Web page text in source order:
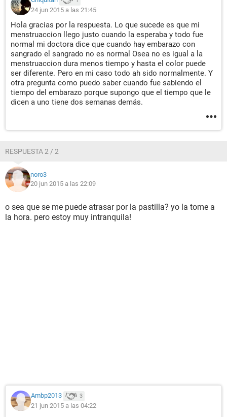
24 jun 2015 a las 21:45
Hola gracias por la respuesta. Lo que sucede es que mi
menstruaccion llego justo cuando la esperaba y todo fue
normal mi doctora dice que cuando hay embarazo con
sangrado el sangrado no es normal Osea no es igual a la
menstruaccion dura menos tiempo y hasta el color puede
ser diferente. Pero en mi caso todo ah sido normalmente. Y
otra pregunta como puedo saber cuando fue sabiendo el
tiempo del embarazo porque supongo que el tiempo que le
dicen a uno tiene dos semanas demás.
RESPUESTA 2 / 2
noro3
20 jun 2015 a las 22:09
o sea que se me puede atrasar por la pastilla? yo la tome a
la hora. pero estoy muy intranquila!
Ambp2013 3
21 jun 2015 a las 04:22